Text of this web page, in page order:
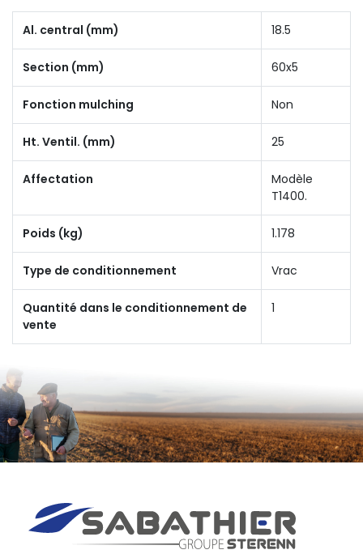
Al. central (mm) 18.5
Section (mm) 60x5
Fonction mulching Non
Ht. Ventil. (mm) 25
Affectation
Modèle
T1400.
Poids (kg) 1.178
Type de conditionnement Vrac
Quantité dans le conditionnement de
vente
1